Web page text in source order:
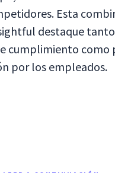
Esta
destaque
cumplimiento como
por los empleados.